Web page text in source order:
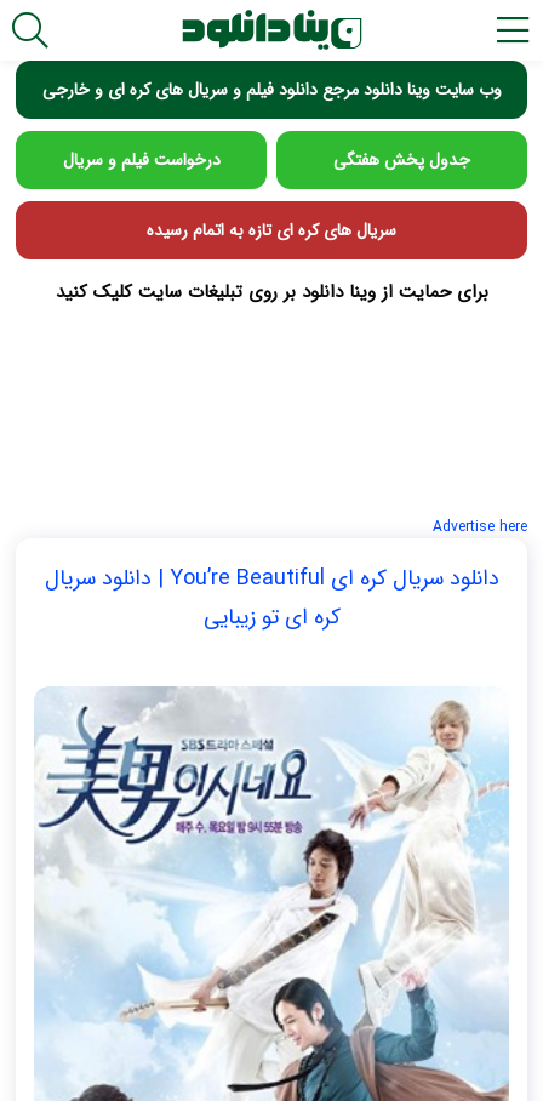
وب سایت وینا دانلود مرجع دانلود فیلم و سریال های کره ای و خارجی
جدول پخش هفتگی درخواست فیلم و سریال
سریال های کره ای تازه به اتمام رسیده
برای حمایت از وینا دانلود بر روی تبلیغات سایت کلیک کنید
Advertise here
دانلود سریال کره ای You’re Beautiful | دانلود سریال
کره ای تو زیبایی